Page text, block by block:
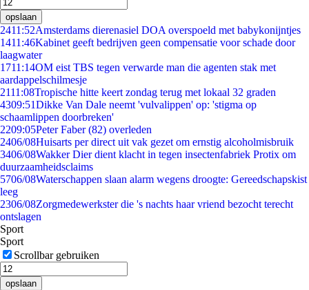
opslaan
2411:52Amsterdams dierenasiel DOA overspoeld met babykonijntjes
1411:46Kabinet geeft bedrijven geen compensatie voor schade door
laagwater
1711:14OM eist TBS tegen verwarde man die agenten stak met
aardappelschilmesje
2111:08Tropische hitte keert zondag terug met lokaal 32 graden
4309:51Dikke Van Dale neemt 'vulvalippen' op: 'stigma op
schaamlippen doorbreken'
2209:05Peter Faber (82) overleden
2406/08Huisarts per direct uit vak gezet om ernstig alcoholmisbruik
3406/08Wakker Dier dient klacht in tegen insectenfabriek Protix om
duurzaamheidsclaims
5706/08Waterschappen slaan alarm wegens droogte: Gereedschapskist
leeg
2306/08Zorgmedewerkster die 's nachts haar vriend bezocht terecht
ontslagen
Sport
Sport
Scrollbar gebruiken
opslaan